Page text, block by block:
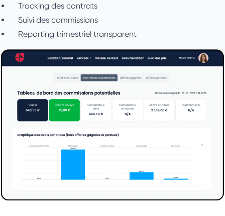
Tracking des contrats
Suivi des commissions
Reporting trimestriel transparent